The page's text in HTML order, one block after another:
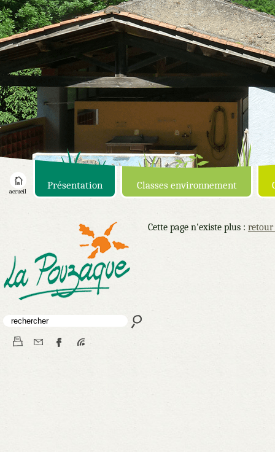
accueil
Présentation Classes environnement
Cette page n'existe plus : retour